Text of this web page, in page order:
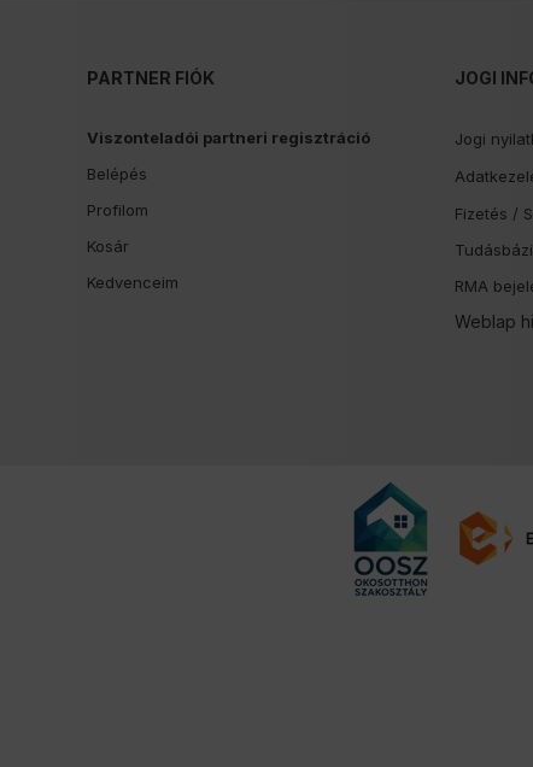
PARTNER FIÓK
Viszonteladói partneri regisztráció
Belépés
Profilom
Kosár
Kedvenceim
JOGI
Jogi
Fizetés /
RMA
Weblap